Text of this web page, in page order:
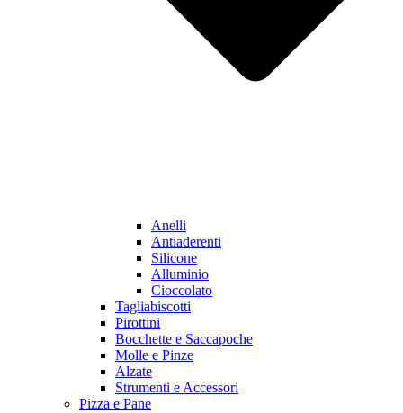
Anelli
Antiaderenti
Silicone
Alluminio
Cioccolato
Tagliabiscotti
Pirottini
Bocchette e Saccapoche
Molle e Pinze
Alzate
Strumenti e Accessori
Pizza e Pane